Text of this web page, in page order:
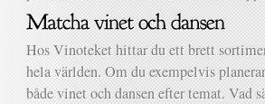
Hos Vinoteket hittar du ett brett
hela världen. Om du exempelvis
både vinet och dansen efter temat. Vad